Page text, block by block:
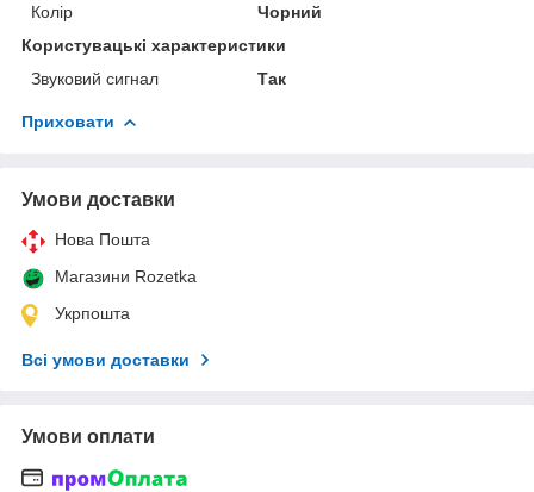
Колір
Чорний
Користувацькі характеристики
Звуковий сигнал
Так
Приховати
Умови доставки
Нова Пошта
Магазини Rozetka
Укрпошта
Всі умови доставки
Умови оплати